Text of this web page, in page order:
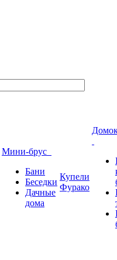
Мини-брус
Бани
Беседки
Дачные
дома
Купели
Фурако